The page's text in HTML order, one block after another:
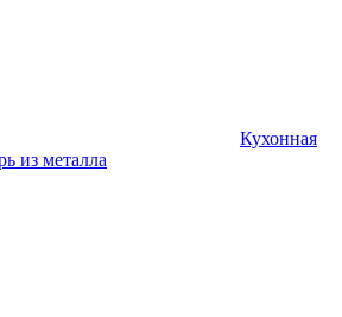
Кухонная
из металла